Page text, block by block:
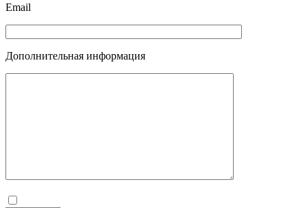
Email
Дополнительная информация